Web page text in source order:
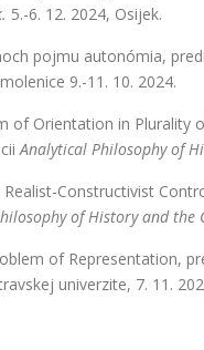
5.-6. 12. 2024, Osijek.
pojmu autonómia,
9.-11. 10. 2024.
of Orientation in
Analytical Philosophy of
Constructivist
of History and the
of Representation,
univerzite, 7. 11.